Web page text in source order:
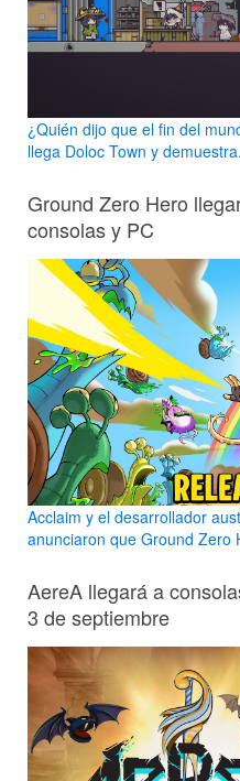
¿Quién dijo que el fin del
llega Doloc Town y
Ground Zero Hero
consolas y PC
Acclaim y el desarrollador
anunciaron que Ground Zero
AereA llegará a
3 de septiembre